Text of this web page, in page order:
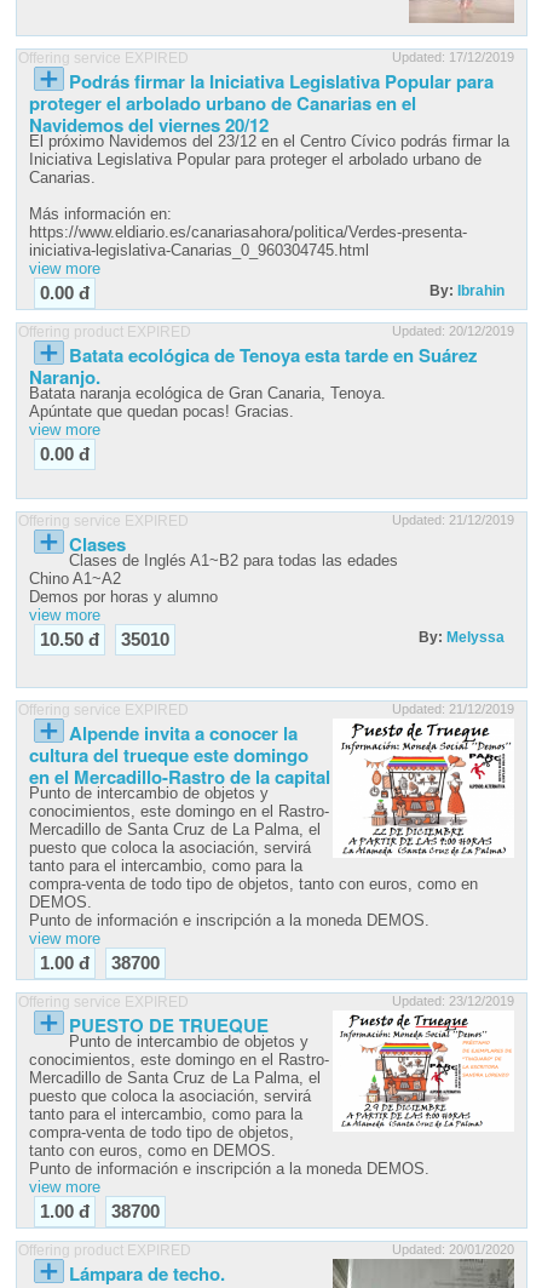
Offering service EXPIRED Updated: 17/12/2019
Podrás firmar la Iniciativa Legislativa Popular para
proteger el arbolado urbano de Canarias en el
Navidemos del viernes 20/12
El próximo Navidemos del 23/12 en el Centro Cívico podrás firmar la
Iniciativa Legislativa Popular para proteger el arbolado urbano de
Canarias.
Más información en:
https://www.eldiario.es/canariasahora/politica/Verdes-presenta-
iniciativa-legislativa-Canarias_0_960304745.html
view more
0.00 đ By: Ibrahin
Offering product EXPIRED Updated: 20/12/2019
Batata ecológica de Tenoya esta tarde en Suárez
Naranjo.
Batata naranja ecológica de Gran Canaria, Tenoya.
Apúntate que quedan pocas! Gracias.
view more
0.00 đ
Offering service EXPIRED Updated: 21/12/2019
Clases
Clases de Inglés A1~B2 para todas las edades
Chino A1~A2
Demos por horas y alumno
view more
10.50 đ 35010 By: Melyssa
Offering service EXPIRED Updated: 21/12/2019
Alpende invita a conocer la
cultura del trueque este domingo
en el Mercadillo-Rastro de la capital
Punto de intercambio de objetos y
conocimientos, este domingo en el Rastro-
Mercadillo de Santa Cruz de La Palma, el
puesto que coloca la asociación, servirá
tanto para el intercambio, como para la
compra-venta de todo tipo de objetos, tanto con euros, como en
DEMOS.
Punto de información e inscripción a la moneda DEMOS.
view more
1.00 đ 38700
Offering service EXPIRED Updated: 23/12/2019
PUESTO DE TRUEQUE
Punto de intercambio de objetos y
conocimientos, este domingo en el Rastro-
Mercadillo de Santa Cruz de La Palma, el
puesto que coloca la asociación, servirá
tanto para el intercambio, como para la
compra-venta de todo tipo de objetos,
tanto con euros, como en DEMOS.
Punto de información e inscripción a la moneda DEMOS.
view more
1.00 đ 38700
Offering product EXPIRED Updated: 20/01/2020
Lámpara de techo.